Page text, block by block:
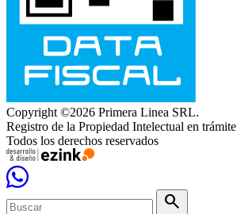
Copyright ©2026 Primera Linea SRL.
Registro de la Propiedad Intelectual en trámite
Todos los derechos reservados
search